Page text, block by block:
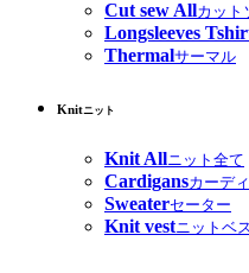
Cut sew Allカット
Longsleeves
Thermalサーマル
Knitニット
Knit Allニット全て
Cardigansカーデ
Sweaterセーター
Knit vestニットベ